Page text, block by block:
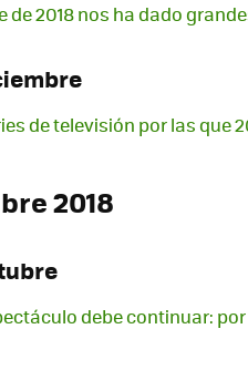
de 2018 nos ha dado
de televisión por las que
2018
debe continuar: